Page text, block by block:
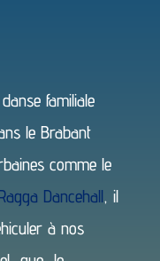
familiale
le Brabant
comme le
Dancehall, il
à nos